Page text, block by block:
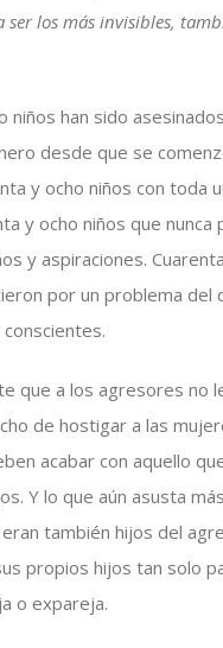
ser los más invisibles,
niños han sido
desde que se
y ocho niños con toda
y ocho niños que nunca
y aspiraciones.
por un problema del
que a los agresores no
de hostigar a las
acabar con aquello
Y lo que aún asusta
también hijos del
propios hijos tan solo
o expareja.